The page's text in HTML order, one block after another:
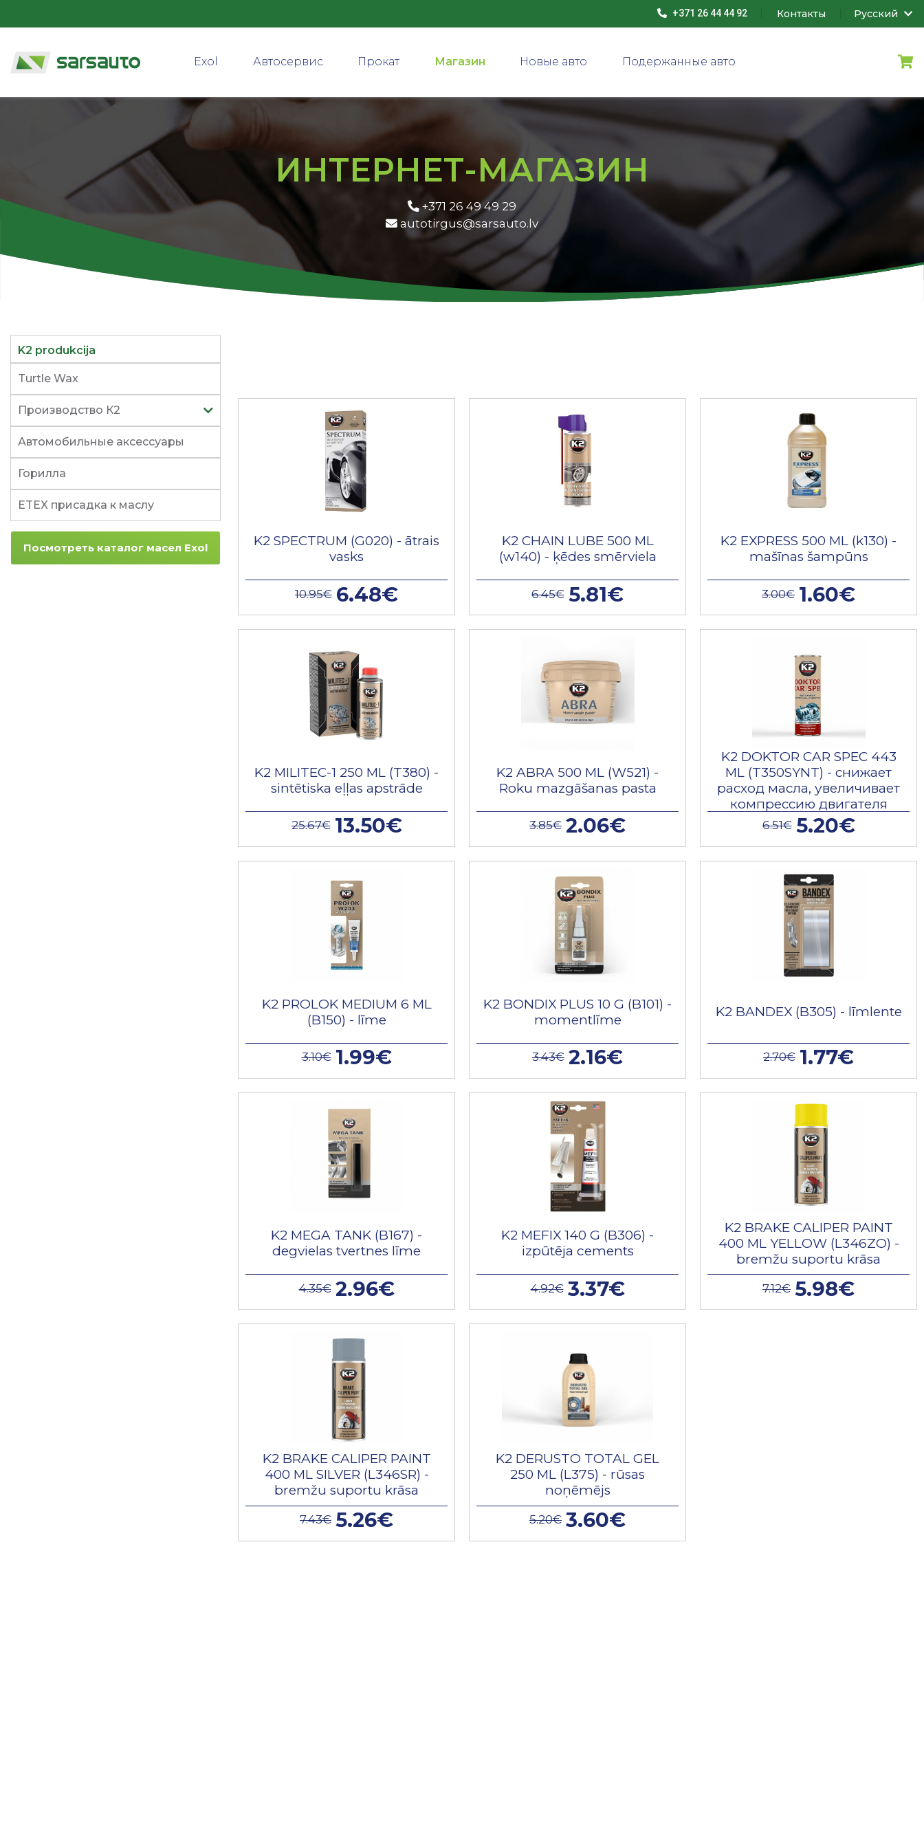
Exol Автосервис Прокат Магазин Новые авто Подержанные авто
Русский
Контакты
+371 26 44 44 92
ИНТЕРНЕТ-МАГАЗИН
+371 26 49 49 29
autotirgus@sarsauto.lv
K2 produkcija
Turtle Wax
Производство К2
Автомобильные аксессуары
Горилла
ETEX присадка к маслу
Посмотреть каталог масел Exol
K2 SPECTRUM (G020) - ātrais
vasks
10.95€ 6.48€
K2 CHAIN LUBE 500 ML
(w140) - ķēdes smērviela
6.45€ 5.81€
K2 EXPRESS 500 ML (k130) -
mašīnas šampūns
3.00€ 1.60€
K2 MILITEC-1 250 ML (T380) -
sintētiska eļļas apstrāde
25.67€ 13.50€
K2 ABRA 500 ML (W521) -
Roku mazgāšanas pasta
3.85€ 2.06€
K2 DOKTOR CAR SPEC 443
ML (T350SYNT) - снижает
расход масла, увеличивает
компрессию двигателя
6.51€ 5.20€
K2 PROLOK MEDIUM 6 ML
(B150) - līme
3.10€ 1.99€
K2 BONDIX PLUS 10 G (B101) -
momentlīme
3.43€ 2.16€
K2 BANDEX (B305) - līmlente
2.70€ 1.77€
K2 MEGA TANK (B167) -
degvielas tvertnes līme
4.35€ 2.96€
K2 MEFIX 140 G (B306) -
izpūtēja cements
4.92€ 3.37€
K2 BRAKE CALIPER PAINT
400 ML YELLOW (L346ZO) -
bremžu suportu krāsa
7.12€ 5.98€
K2 BRAKE CALIPER PAINT
400 ML SILVER (L346SR) -
bremžu suportu krāsa
7.43€ 5.26€
K2 DERUSTO TOTAL GEL
250 ML (L375) - rūsas
noņēmējs
5.20€ 3.60€